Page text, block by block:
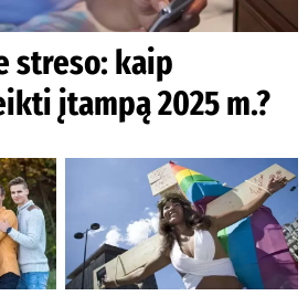
streso: kaip
įtampą 2025 m.?